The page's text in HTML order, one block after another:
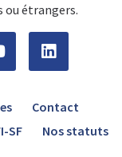
ou étrangers.
Contact
SF Nos statuts